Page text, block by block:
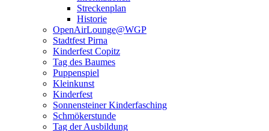
Streckenplan
Historie
OpenAirLounge@WGP
Stadtfest Pirna
Kinderfest Copitz
Tag des Baumes
Puppenspiel
Kleinkunst
Kinderfest
Sonnensteiner Kinderfasching
Schmökerstunde
Tag der Ausbildung